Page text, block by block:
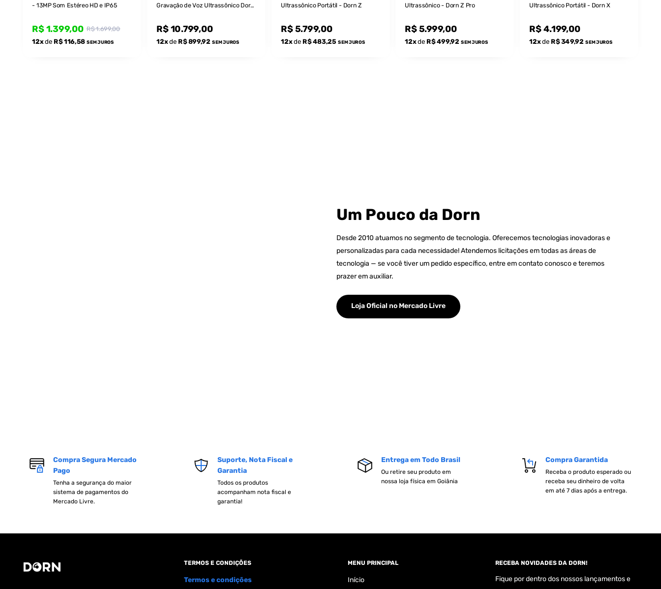
- 13MP Som Estéreo HD e IP65
R$ 1.399,00 R$ 1.699,00
12xde R$ 116,58 SEM JUROS
Gravação de Voz Ultrassônico Dorn
R$ 10.799,00
12xde R$ 899,92 SEM JUROS
Ultrassônico Portátil - Dorn Z
R$ 5.799,00
12xde R$ 483,25 SEM JUROS
Ultrassônico - Dorn Z Pro
R$ 5.999,00
12xde R$ 499,92 SEM JUROS
Ultrassônico Portátil - Dorn X
R$ 4.199,00
12xde R$ 349,92 SEM JUROS
Um Pouco da Dorn
Desde 2010 atuamos no segmento de tecnologia. Oferecemos tecnologias inovadoras e
personalizadas para cada necessidade! Atendemos licitações em todas as áreas de
tecnologia — se você tiver um pedido específico, entre em contato conosco e teremos
prazer em auxiliar.
Loja Oficial no Mercado Livre
Compra Segura Mercado
Pago
Tenha a segurança do maior
sistema de pagamentos do
Mercado Livre.
Suporte, Nota Fiscal e
Garantia
Todos os produtos
acompanham nota fiscal e
garantia!
Entrega em Todo Brasil
Ou retire seu produto em
nossa loja física em Goiânia
Compra Garantida
Receba o produto esperado ou
receba seu dinheiro de volta
em até 7 dias após a entrega.
TERMOS E CONDIÇÕES
Termos e condições
MENU PRINCIPAL
Início
RECEBA NOVIDADES DA DORN!
Fique por dentro dos nossos lançamentos e